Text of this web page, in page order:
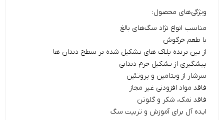
ویژگی‌های محصول:
مناسب انواع نژاد سگ‌های بالغ
با طعم خرگوش
از بین برنده پلاک های تشکیل شده بر سطح دندان ها
پیشگیری از تشکیل جرم دندانی
سرشار از ویتامین و پروتئین
فاقد مواد افزودنی غیر مجاز
فاقد نمک، شکر و گلوتن
ایده آل برای آموزش و تربیت سگ